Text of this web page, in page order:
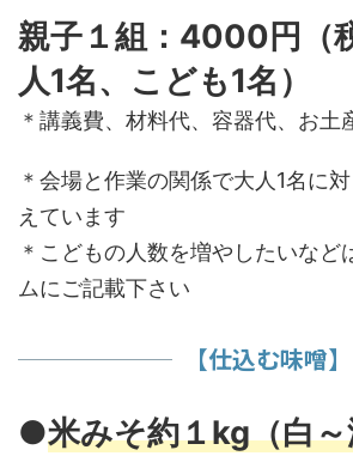
親子１組：4000円（
人1名、こども1名）
＊講義費、材料代、容器代、お土
＊会場と作業の関係で大人1名に
えています
＊こどもの人数を増やしたいなど
ムにご記載下さい
【仕込む味噌】
●米みそ約１kg（白